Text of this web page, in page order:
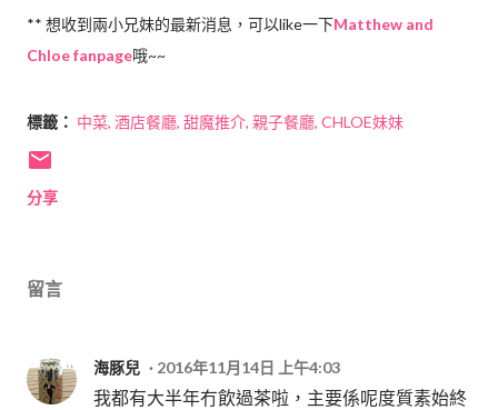
** 想收到兩小兄妹的最新消息，可以like一下Matthew and
Chloe fanpage哦~~
標籤： 中菜 酒店餐廳 甜魔推介 親子餐廳 CHLOE妹妹
分享
留言
海豚兒 2016年11月14日 上午4:03
我都有大半年冇飲過茶啦，主要係呢度質素始終